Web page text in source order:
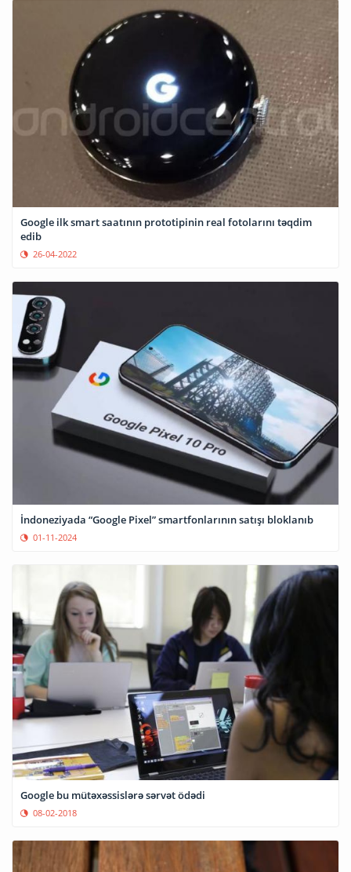
Google ilk smart saatının prototipinin real fotolarını təqdim
edib
26-04-2022
İndoneziyada “Google Pixel” smartfonlarının satışı bloklanıb
01-11-2024
Google bu mütəxəssislərə sərvət ödədi
08-02-2018